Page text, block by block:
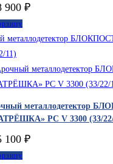
900 ₽
металлодетектор
PC V 3300 (33/
100 ₽